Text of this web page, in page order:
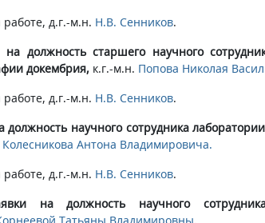
д.г.-м.н. Н.В. Сенников.
должность старшего научного
докембрия, к.г.-м.н. Попова Николая
д.г.-м.н. Н.В. Сенников.
научного сотрудника
Колесникова Антона Владимировича.
д.г.-м.н. Н.В. Сенников.
на должность научного сотрудника